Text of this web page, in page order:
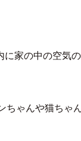
に家の中の空気
ちゃんや猫ちゃ